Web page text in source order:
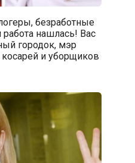
безработные
нашлась! Вас
городок, мэр
косарей и уборщиков